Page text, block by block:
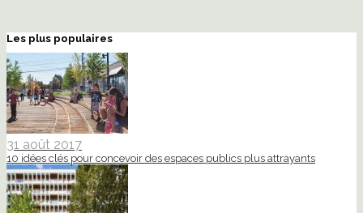
Les plus populaires
31 août 2017
10 idées clés pour concevoir des espaces publics plus attrayants